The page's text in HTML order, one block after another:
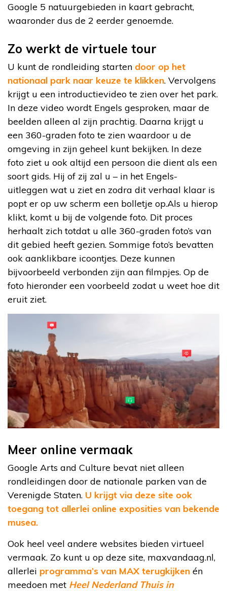
Google 5 natuurgebieden in kaart gebracht,
waaronder dus de 2 eerder genoemde.
Zo werkt de virtuele tour
U kunt de rondleiding starten door op het
nationaal park naar keuze te klikken. Vervolgens
krijgt u een introductievideo te zien over het park.
In deze video wordt Engels gesproken, maar de
beelden alleen al zijn prachtig. Daarna krijgt u
een 360-graden foto te zien waardoor u de
omgeving in zijn geheel kunt bekijken. In deze
foto ziet u ook altijd een persoon die dient als een
soort gids. Hij of zij zal u – in het Engels-
uitleggen wat u ziet en zodra dit verhaal klaar is
popt er op uw scherm een bolletje op.Als u hierop
klikt, komt u bij de volgende foto. Dit proces
herhaalt zich totdat u alle 360-graden foto’s van
dit gebied heeft gezien. Sommige foto’s bevatten
ook aanklikbare icoontjes. Deze kunnen
bijvoorbeeld verbonden zijn aan filmpjes. Op de
foto hieronder een voorbeeld zodat u weet hoe dit
eruit ziet.
Meer online vermaak
Google Arts and Culture bevat niet alleen
rondleidingen door de nationale parken van de
Verenigde Staten. U krijgt via deze site ook
toegang tot allerlei online exposities van bekende
musea.
Ook heel veel andere websites bieden virtueel
vermaak. Zo kunt u op deze site, maxvandaag.nl,
allerlei programma’s van MAX terugkijken én
meedoen met Heel Nederland Thuis in